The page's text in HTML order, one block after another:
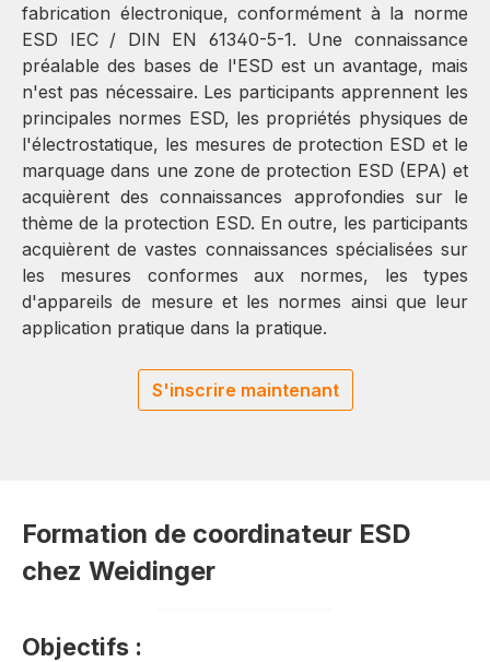
fabrication électronique, conformément à la norme
ESD IEC / DIN EN 61340-5-1. Une connaissance
préalable des bases de l'ESD est un avantage, mais
n'est pas nécessaire. Les participants apprennent les
principales normes ESD, les propriétés physiques de
l'électrostatique, les mesures de protection ESD et le
marquage dans une zone de protection ESD (EPA) et
acquièrent des connaissances approfondies sur le
thème de la protection ESD. En outre, les participants
acquièrent de vastes connaissances spécialisées sur
les mesures conformes aux normes, les types
d'appareils de mesure et les normes ainsi que leur
application pratique dans la pratique.
S'inscrire maintenant
Formation de coordinateur ESD
chez Weidinger
Objectifs :